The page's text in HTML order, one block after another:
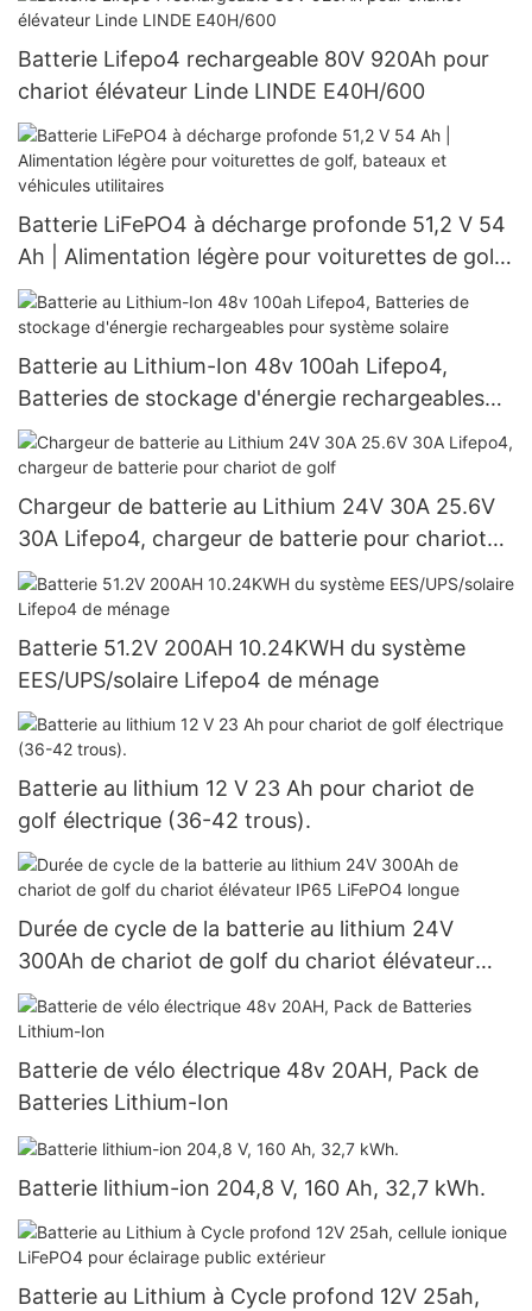
Batterie Lifepo4 rechargeable 80V 920Ah pour
chariot élévateur Linde LINDE E40H/600
Batterie LiFePO4 à décharge profonde 51,2 V 54
Ah | Alimentation légère pour voiturettes de golf,
bateaux et véhicules utilitaires
Batterie au Lithium-Ion 48v 100ah Lifepo4,
Batteries de stockage d'énergie rechargeables
pour système solaire
Chargeur de batterie au Lithium 24V 30A 25.6V
30A Lifepo4, chargeur de batterie pour chariot
de golf
Batterie 51.2V 200AH 10.24KWH du système
EES/UPS/solaire Lifepo4 de ménage
Batterie au lithium 12 V 23 Ah pour chariot de
golf électrique (36-42 trous).
Durée de cycle de la batterie au lithium 24V
300Ah de chariot de golf du chariot élévateur
IP65 LiFePO4 longue
Batterie de vélo électrique 48v 20AH, Pack de
Batteries Lithium-Ion
Batterie lithium-ion 204,8 V, 160 Ah, 32,7 kWh.
Batterie au Lithium à Cycle profond 12V 25ah,